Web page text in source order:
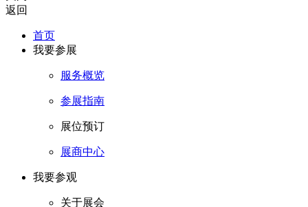
返回
首页
我要参展
服务概览
参展指南
展位预订
展商中心
我要参观
关于展会